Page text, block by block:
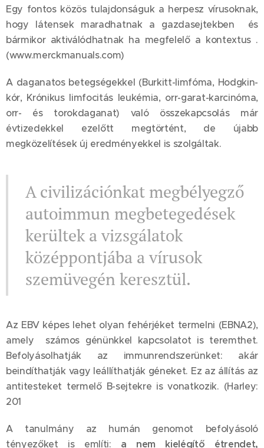
Egy fontos közös tulajdonságuk a herpesz vírusoknak,
hogy látensek maradhatnak a gazdasejtekben és
bármikor aktiválódhatnak ha megfelelő a kontextus .
(www.merckmanuals.com)
A daganatos betegségekkel (Burkitt-limfóma, Hodgkin-
kór, Krónikus limfocitás leukémia, orr-garat-karcinóma,
orr- és torokdaganat) való összekapcsolás már
évtizedekkel ezelőtt megtörtént, de újabb
megközelítések új eredményekkel is szolgáltak.
A civilizációnkat megbélyegző
autoimmun megbetegedések
kerültek a vizsgálatok
középpontjába a vírusok
szemüvegén keresztül.
Az EBV képes lehet olyan fehérjéket termelni (EBNA2),
amely számos génünkkel kapcsolatot is teremthet.
Befolyásolhatják az immunrendszerünket: akár
beindíthatják vagy leállíthatják géneket. Ez az állítás az
antitesteket termelő B-sejtekre is vonatkozik. (Harley:
201
A tanulmány az humán genomot befolyásoló
tényezőket is említi: a nem kielégítő étrendet,